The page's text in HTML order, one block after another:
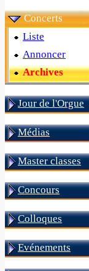
Concerts
Liste
Annoncer
Archives
Jour de l'Orgue
Médias
Master classes
Concours
Colloques
Evénements